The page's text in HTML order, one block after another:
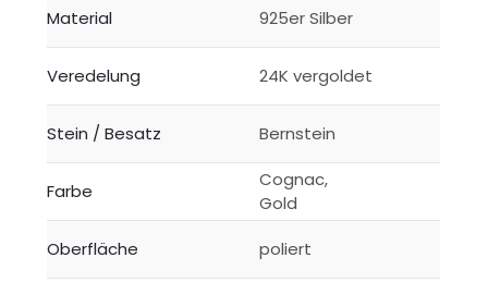
Material 925er Silber
Veredelung 24K vergoldet
Stein / Besatz Bernstein
Farbe
Cognac,
Gold
Oberfläche
poliert